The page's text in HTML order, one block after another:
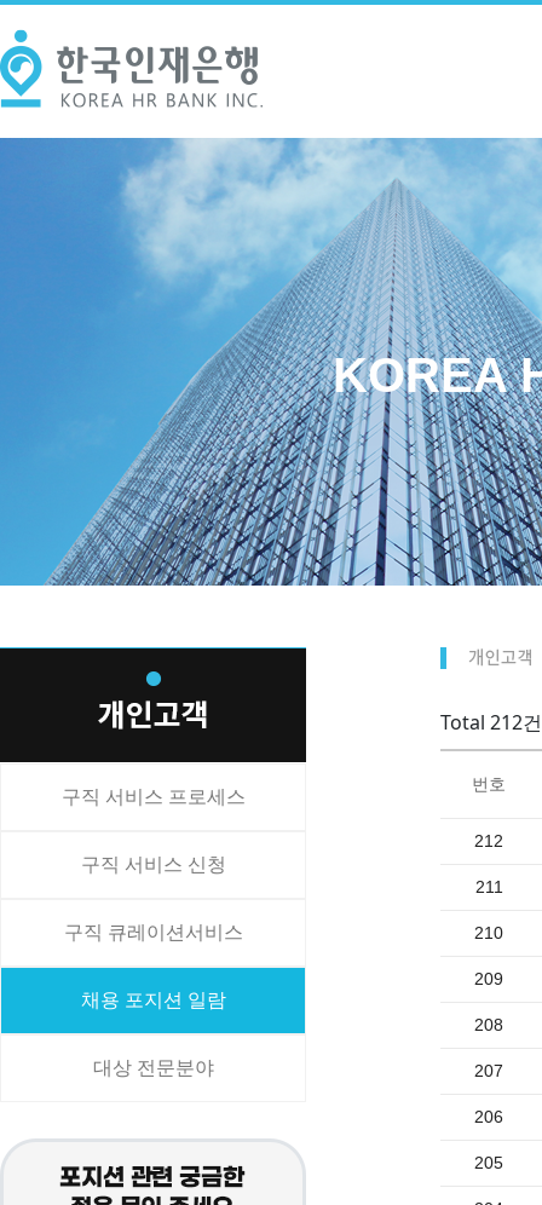
KOREA
구직 서비스 프로세스
구직 서비스 신청
구직 큐레이션서비스
채용 포지션 일람
대상 전문분야
Total 212건
번호
212
211
210
209
208
207
206
205